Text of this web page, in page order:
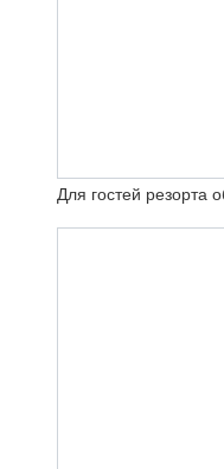
Для гостей резорта